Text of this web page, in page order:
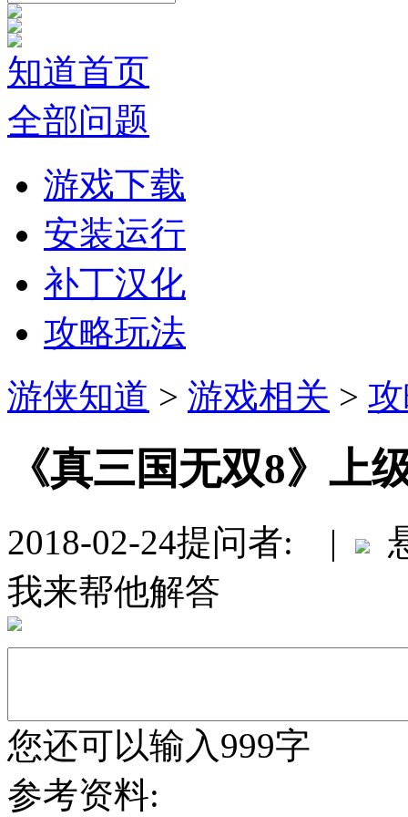
知道首页
全部问题
游戏下载
安装运行
补丁汉化
攻略玩法
游侠知道 > 游戏相关 >
《真三国无双8》上
2018-02-24提问者: |
我来帮他解答
您还可以输入999字
参考资料: